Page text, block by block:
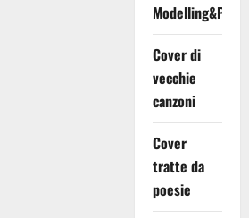
Cover di
vecchie
canzoni
Cover
tratte da
poesie